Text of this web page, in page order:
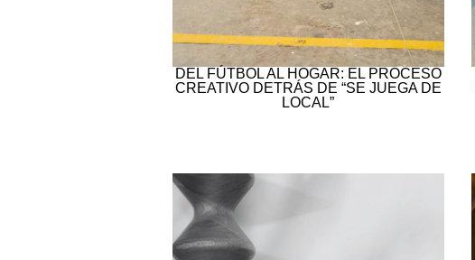
DEL FÚTBOL AL HOGAR: EL PROCESO
CREATIVO DETRÁS DE “SE JUEGA DE
LOCAL”